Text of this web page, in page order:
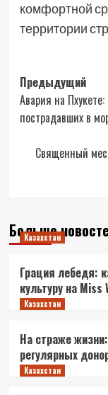
комфортной
территории
Навигация
записи
Предыдущий
Авария на
пострадавших в
Священный
Больше
Казахстан
Грация лебедя:
культуру на
Казахстан
На страже
регулярных
Казахстан